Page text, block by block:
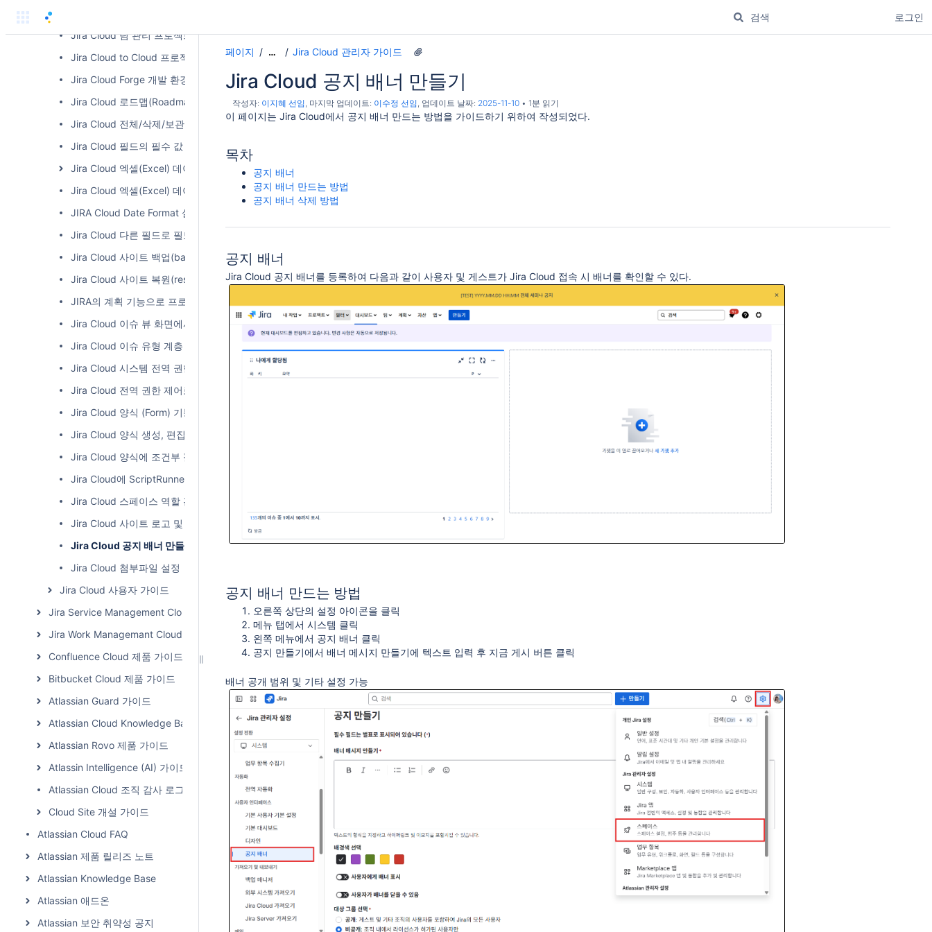
로그인
Jira Cloud 팀 관리 프로젝트를 회사 관리 프로젝트로 마이그레이션하기
Jira Cloud to Cloud 프로젝트 마이그레이션
Jira Cloud Forge 개발 환경 구성하기
Jira Cloud 로드맵(Roadmap)/칸반(Kanban)보드 필터 적용하기
Jira Cloud 전체/삭제/보관 스페이스 확인하기
Jira Cloud 필드의 필수 값 설정하기
Jira Cloud 엑셀(Excel) 데이터 내보내기(Data Export)
Jira Cloud 엑셀(Excel) 데이터 불러오기(Data Import)
JIRA Cloud Date Format 설정
Jira Cloud 다른 필드로 필드값 복사하기
Jira Cloud 사이트 백업(backup)
Jira Cloud 사이트 복원(restore)
JIRA의 계획 기능으로 프로젝트 로드맵 관리하기
Jira Cloud 이슈 뷰 화면에서 사용자 정의 날짜/시간 형식 설정
Jira Cloud 이슈 유형 계층 레벨 이름 변경 및 추가하기
Jira Cloud 시스템 전역 권한 (Global Permissions) 관리하기
Jira Cloud 전역 권한 제어로 사용자 선택 제한하기
Jira Cloud 양식 (Form) 기능을 소개합니다.
Jira Cloud 양식 생성, 편집, 삭제하기
Jira Cloud 양식에 조건부 필드 추가하기
Jira Cloud에 ScriptRunner로 동적 필드 구성하기
Jira Cloud 스페이스 역할 관리하기
Jira Cloud 사이트 로고 및 파비콘 변경
Jira Cloud 공지 배너 만들기
Jira Cloud 첨부파일 설정
Jira Cloud 사용자 가이드
Jira Service Management Cloud 가이드
Jira Work Managemant Cloud 가이드
Confluence Cloud 제품 가이드
Bitbucket Cloud 제품 가이드
Atlassian Guard 가이드
Atlassian Cloud Knowledge Base
Atlassian Rovo 제품 가이드
Atlassin Intelligence (AI) 가이드
Atlassian Cloud 조직 감사 로그
Cloud Site 개설 가이드
Atlassian Cloud FAQ
Atlassian 제품 릴리즈 노트
Atlassian Knowledge Base
Atlassian 애드온
Atlassian 보안 취약성 공지
페이지 … Jira Cloud 관리자 가이드
Jira Cloud 공지 배너 만들기
작성자: 이지혜 선임, 마지막 업데이트: 이수정 선임, 업데이트 날짜: 2025-11-10 1분 읽기
이 페이지는 Jira Cloud에서 공지 배너 만드는 방법을 가이드하기 위하여 작성되었다.
목차
공지 배너
공지 배너 만드는 방법
공지 배너 삭제 방법
공지 배너
Jira Cloud 공지 배너를 등록하여 다음과 같이 사용자 및 게스트가 Jira Cloud 접속 시 배너를 확인할 수 있다.
공지 배너 만드는 방법
오른쪽 상단의 설정 아이콘을 클릭
메뉴 탭에서 시스템 클릭
왼쪽 메뉴에서 공지 배너 클릭
공지 만들기에서 배너 메시지 만들기에 텍스트 입력 후 지금 게시 버튼 클릭
배너 공개 범위 및 기타 설정 가능